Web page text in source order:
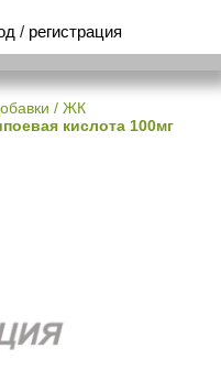
/ регистрация
/ ЖК
кислота 100мг